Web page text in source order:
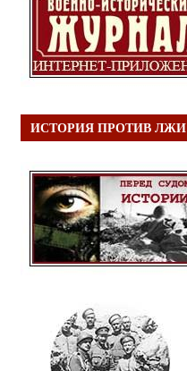
ИСТОРИЯ ПРОТИВ ЛЖИ